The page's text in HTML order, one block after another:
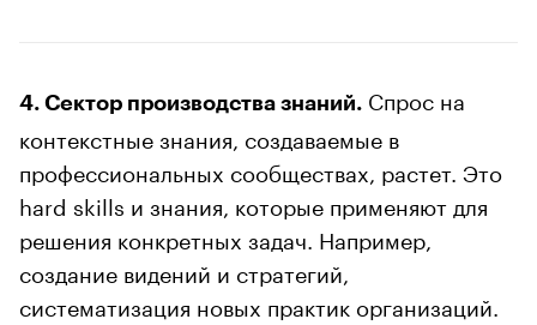
4. Сектор производства знаний. Спрос на
контекстные знания, создаваемые в
профессиональных сообществах, растет. Это
hard skills и знания, которые применяют для
решения конкретных задач. Например,
создание видений и стратегий,
систематизация новых практик организаций.